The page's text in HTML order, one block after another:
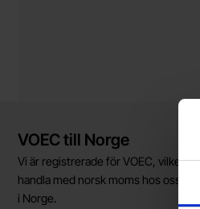
Kort allmän
VOEC till Norge
Vi är registrerade för VOEC, vilket
handla med norsk moms hos oss,
i Norge.